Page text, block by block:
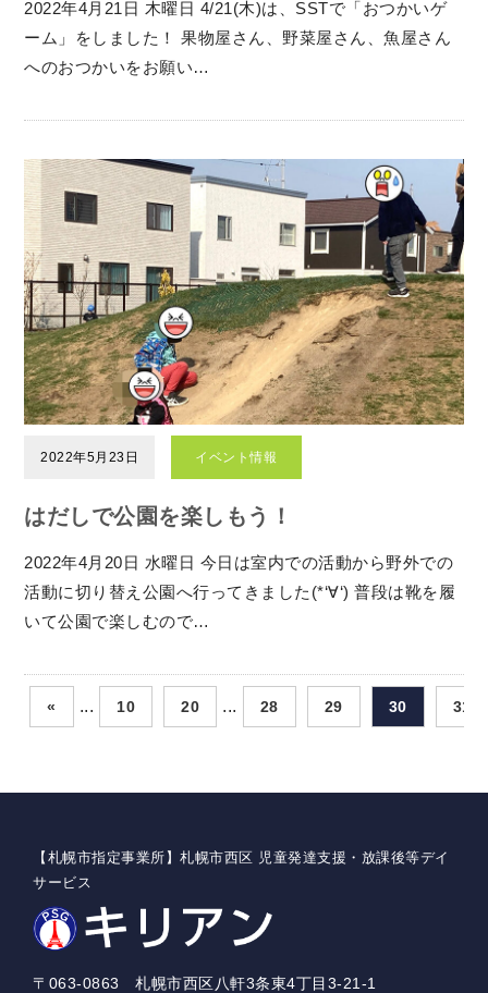
2022年4月21日 木曜日 4/21(木)は、SSTで「おつかいゲ
ーム」をしました！ 果物屋さん、野菜屋さん、魚屋さん
へのおつかいをお願い…
2022年5月23日 イベント情報
はだしで公園を楽しもう！
2022年4月20日 水曜日 今日は室内での活動から野外での
活動に切り替え公園へ行ってきました(*‘∀‘) 普段は靴を履
いて公園で楽しむので…
« ... 10 20 ... 28 29 30 31
【札幌市指定事業所】札幌市西区 児童発達支援・放課後等デイ
サービス
〒063-0863 札幌市西区八軒3条東4丁目3-21-1